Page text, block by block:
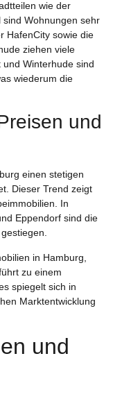
wie der
sind Wohnungen sehr
HafenCity sowie die
ziehen viele
undWinterhude sind
wiederum die
und
einen stetigen
Dieser Trend zeigt
In
Eppendorf sind die
in Hamburg,
zu einem
spiegelt sich in
Marktentwicklung
und